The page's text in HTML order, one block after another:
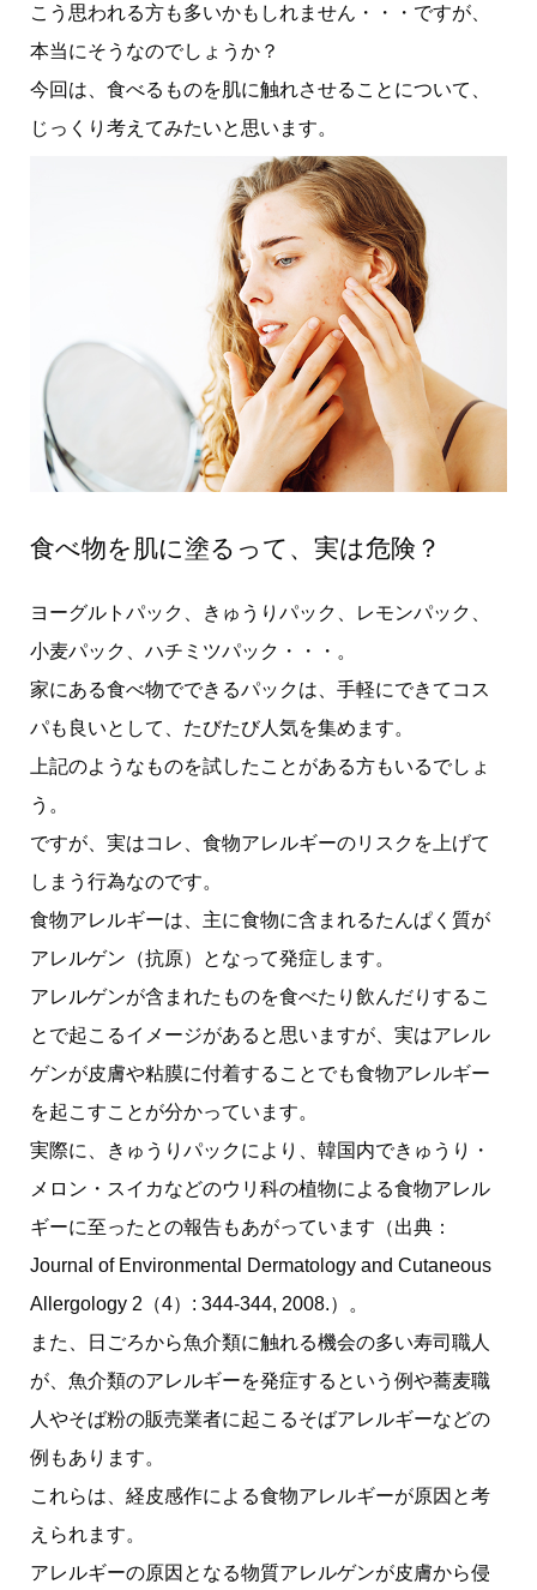
こう思われる方も多いかもしれません・・・ですが、
本当にそうなのでしょうか？
今回は、食べるものを肌に触れさせることについて、
じっくり考えてみたいと思います。
食べ物を肌に塗るって、実は危険？
ヨーグルトパック、きゅうりパック、レモンパック、
小麦パック、ハチミツパック・・・。
家にある食べ物でできるパックは、手軽にできてコス
パも良いとして、たびたび人気を集めます。
上記のようなものを試したことがある方もいるでしょ
う。
ですが、実はコレ、食物アレルギーのリスクを上げて
しまう行為なのです。
食物アレルギーは、主に食物に含まれるたんぱく質が
アレルゲン（抗原）となって発症します。
アレルゲンが含まれたものを食べたり飲んだりするこ
とで起こるイメージがあると思いますが、実はアレル
ゲンが皮膚や粘膜に付着することでも食物アレルギー
を起こすことが分かっています。
実際に、きゅうりパックにより、韓国内できゅうり・
メロン・スイカなどのウリ科の植物による食物アレル
ギーに至ったとの報告もあがっています（出典：
Journal of Environmental Dermatology and Cutaneous
Allergology 2（4）: 344-344, 2008.）。
また、日ごろから魚介類に触れる機会の多い寿司職人
が、魚介類のアレルギーを発症するという例や蕎麦職
人やそば粉の販売業者に起こるそばアレルギーなどの
例もあります。
これらは、経皮感作による食物アレルギーが原因と考
えられます。
アレルギーの原因となる物質アレルゲンが皮膚から侵